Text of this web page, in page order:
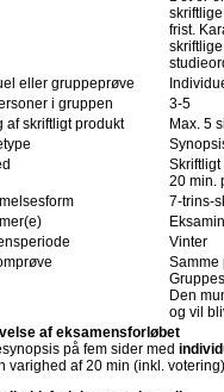
frist.
eller gruppeprøve
i gruppen
3-5
af skriftligt produkt
Max. 5
Skriftligt
20 min.
7-trins-
Vinter
Samme
Den
og vil
af eksamensforløbet
på fem sider med
varighed af 20 min (inkl.